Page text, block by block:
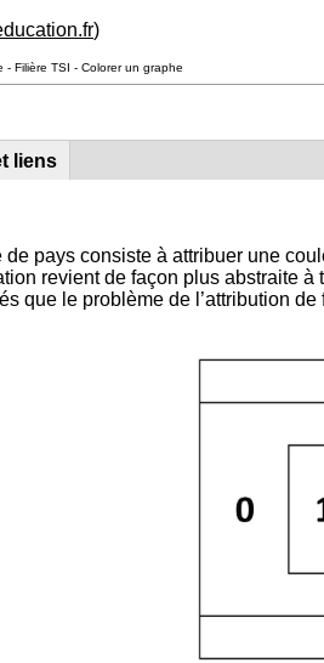
)
Filière TSI - Colorer un graphe
liens
de pays consiste à attribuer une
revient de façon plus abstraite
que le problème de l’attribution